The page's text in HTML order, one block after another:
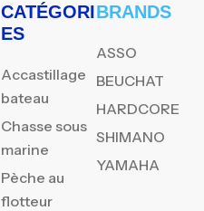
CATÉGORI
ES
Accastillage
bateau
Chasse sous
marine
Pèche au
flotteur
BRANDS
ASSO
BEUCHAT
HARDCORE
SHIMANO
YAMAHA